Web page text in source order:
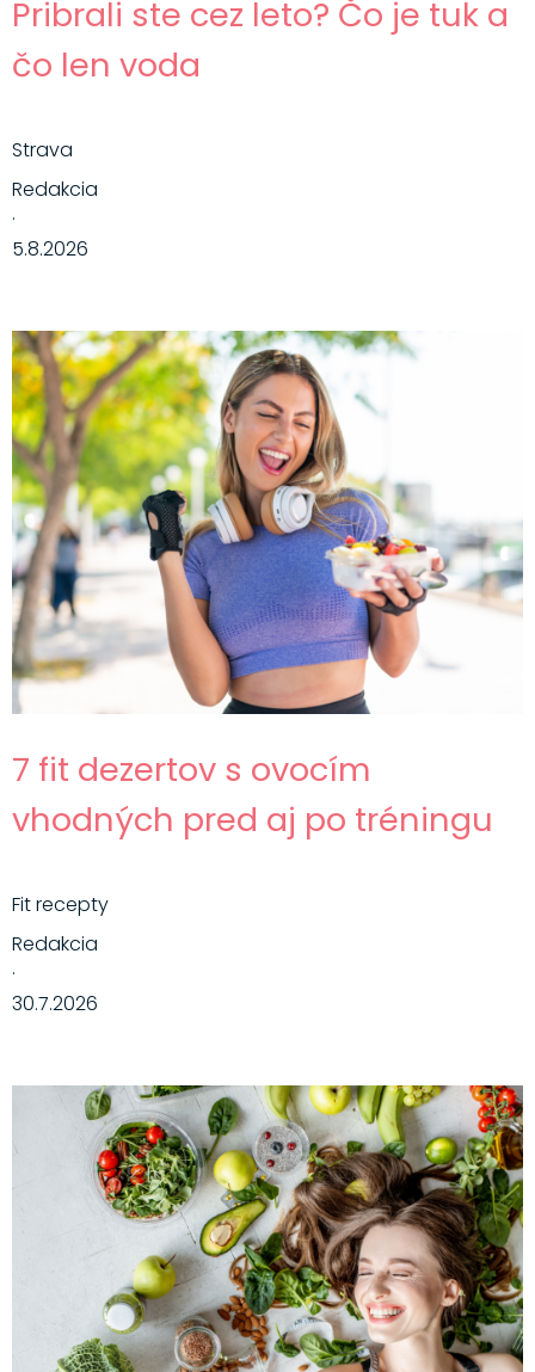
Pribrali ste cez leto? Čo je tuk a
čo len voda
Strava
Redakcia
·
5.8.2026
7 fit dezertov s ovocím
vhodných pred aj po tréningu
Fit recepty
Redakcia
·
30.7.2026